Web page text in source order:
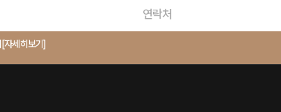
[자세히보기]